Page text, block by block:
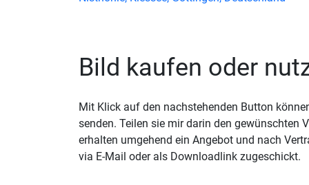
Bild kaufen oder
Mit Klick auf den nachstehenden Button
senden. Teilen sie mir darin den gewünschten
erhalten umgehend ein Angebot und nach
via E-Mail oder als Downloadlink zugeschickt.